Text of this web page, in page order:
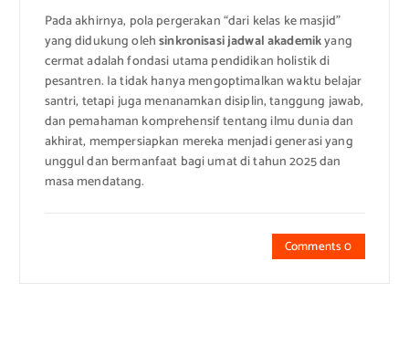
Pada akhirnya, pola pergerakan “dari kelas ke masjid”
yang didukung olehsinkronisasi jadwal akademikyang
cermat adalah fondasi utama pendidikan holistik di
pesantren. Ia tidak hanya mengoptimalkan waktu belajar
santri, tetapi juga menanamkan disiplin, tanggung jawab,
dan pemahaman komprehensif tentang ilmu dunia dan
akhirat, mempersiapkan mereka menjadi generasi yang
unggul dan bermanfaat bagi umat di tahun 2025 dan
masa mendatang.
Comments 0